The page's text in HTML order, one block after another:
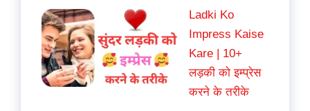
Ladki Ko
Impress Kaise
Kare | 10+
लड़की को इम्प्रेस
करने के तरीके